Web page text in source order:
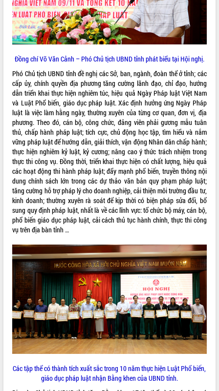
Nâng cao hiệu quả hoạt động của các
doanh nghiệp nhà nước
Hội nghị triển khai kết nối mạng
truyền số liệu chuyên dùng phục vụ cơ
Lễ phát động chuỗi hoạt động chung
tay làm sạch môi trường
Xã Ea Kar bước chuyển mình trong
công tác cải cách hành chính mô hình
mới
UBND tỉnh họp báo định kỳ tháng 4
năm 2026
Hội thảo khoa học “Giải pháp thúc đẩy
phát triển nền kinh tế xanh tại tỉnh
Đắk Lắk”
Tăng cường giám sát, đôn đốc thực
hiện nhiệm vụ quản lý tài sản công
hàng tuần
Tháo gỡ những vướng mắc, đẩy mạnh
công tác cải cách thủ tục hành chính
tại Trung tâm Phục vụ hành chính
công tỉnh
Đắk Lắk: Tôn vinh 46 giải pháp tại Hội
thi Sáng tạo Kỹ thuật 2024 - 2025
Đắk Lắk rà soát, điều chỉnh Đề án 190
về phát triển nuôi trồng thủy sản
Phó Chủ tịch UBND tỉnh Đắk Lắk
Trương Công Thái kiểm tra thực địa
Dự án cao tốc Khánh Hòa - Buôn Ma
Thuột
Định vị cà phê Việt Nam như một “di
sản sống” trong dòng chảy toàn cầu
Xây dựng nông thôn mới: Nâng cao đời
thực
Quyết liệt tháo gỡ vướng mắc, đẩy
Đồng chí Võ Văn Cảnh – Phó Chủ tịch UBND tỉnh phát biểu tại Hội nghị.
Phó Chủ tịch UBND tỉnh đề nghị các Sở, ban, ngành, đoàn thể ở tỉnh; các
cấp ủy, chính quyền địa phương tăng cường lãnh đạo, chỉ đạo, hướng
dẫn triển khai thực hiện nghiêm túc, hiệu quả Ngày Pháp luật Việt Nam
và Luật Phổ biến, giáo dục pháp luật. Xác định hưởng ứng Ngày Pháp
luật là việc làm hằng ngày, thường xuyên của từng cơ quan, đơn vị, địa
phương. Theo đó, cán bộ, công chức, đảng viên phải gương mẫu tuân
thủ, chấp hành pháp luật; tích cực, chủ động học tập, tìm hiểu và nắm
vững pháp luật để hướng dẫn, giải thích, vận động Nhân dân chấp hành;
thực hiện nghiêm kỷ luật, kỷ cương; nâng cao ý thức trách nhiệm trong
thực thi công vụ. Đồng thời, triển khai thực hiện có chất lượng, hiệu quả
các hoạt động thi hành pháp luật; đẩy mạnh phổ biến, truyền thông nội
dung chính sách lớn trong các dự thảo văn bản quy phạm pháp luật;
tăng cường hỗ trợ pháp lý cho doanh nghiệp, cải thiện môi trường đầu tư,
kinh doanh; thường xuyên rà soát để kịp thời có biện pháp sửa đổi, bổ
sung quy định pháp luật, nhất là về các lĩnh vực: tổ chức bộ máy, cán bộ,
phổ biến giáo dục pháp luật, cải cách thủ tục hành chính, thực thi công
vụ trên địa bàn tỉnh …
Các tập thể có thành tích xuất sắc trong 10 năm thực hiện Luật Phổ biến,
giáo dục pháp luật nhận Bằng khen của UBND tỉnh.